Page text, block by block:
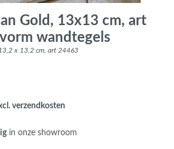
Gold, 13x13 cm, art
wandtegels
x 13,2 cm, art 24463
verzendkosten
in onze showroom